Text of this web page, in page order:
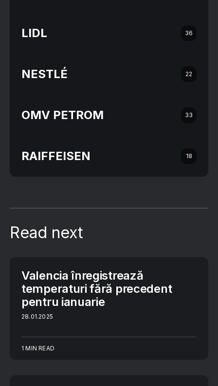
LIDL 36
NESTLÉ 22
OMV PETROM 33
RAIFFEISEN 18
Read next
Valencia înregistrează
temperaturi fără precedent
pentru ianuarie
28.01.2025
1 MIN READ